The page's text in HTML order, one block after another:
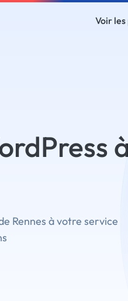
Voir
à
Rennes à votre service